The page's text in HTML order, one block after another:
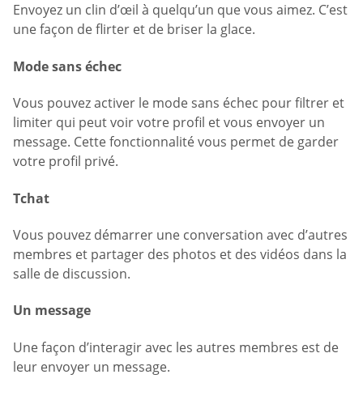
Envoyez un clin d’œil à quelqu’un que vous aimez. C’est
une façon de flirter et de briser la glace.
Mode sans échec
Vous pouvez activer le mode sans échec pour filtrer et
limiter qui peut voir votre profil et vous envoyer un
message. Cette fonctionnalité vous permet de garder
votre profil privé.
Tchat
Vous pouvez démarrer une conversation avec d’autres
membres et partager des photos et des vidéos dans la
salle de discussion.
Un message
Une façon d’interagir avec les autres membres est de
leur envoyer un message.